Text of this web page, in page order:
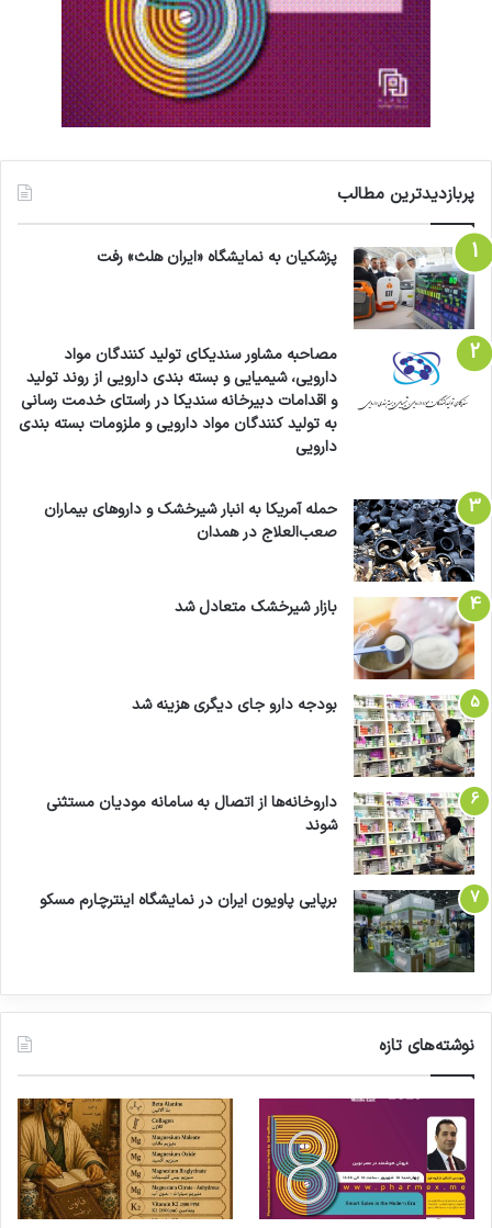
پربازدیدترین مطالب
پزشکیان به نمایشگاه «ایران هلث» رفت
مصاحبه مشاور سندیکای تولید کنندگان مواد
دارویی، شیمیایی و بسته بندی دارویی از روند تولید
و اقدامات دبیرخانه سندیکا در راستای خدمت رسانی
به تولید کنندگان مواد دارویی و ملزومات بسته بندی
دارویی
حمله آمریکا به انبار شیرخشک و داروهای بیماران
صعب‌العلاج در همدان
بازار شیرخشک متعادل شد
بودجه دارو جای دیگری هزینه شد
داروخانه‌ها از اتصال به سامانه مودیان مستثنی
شوند
برپایی پاویون ایران در نمایشگاه اینترچارم مسکو
نوشته‌های تازه